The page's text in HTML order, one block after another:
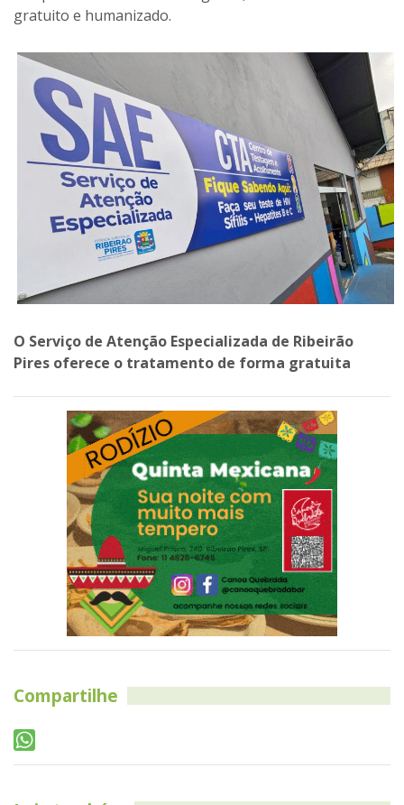
gratuito e humanizado.
O Serviço de Atenção Especializada de Ribeirão
Pires oferece o tratamento de forma gratuita
Compartilhe